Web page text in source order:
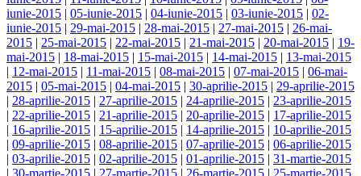
iunie-2015 | 05-iunie-2015 | 04-iunie-2015 | 03-iunie-2015 | 02-
iunie-2015 | 29-mai-2015 | 28-mai-2015 | 27-mai-2015 | 26-mai-
2015 | 25-mai-2015 | 22-mai-2015 | 21-mai-2015 | 20-mai-2015 | 19-
mai-2015 | 18-mai-2015 | 15-mai-2015 | 14-mai-2015 | 13-mai-2015
| 12-mai-2015 | 11-mai-2015 | 08-mai-2015 | 07-mai-2015 | 06-mai-
2015 | 05-mai-2015 | 04-mai-2015 | 30-aprilie-2015 | 29-aprilie-2015
| 28-aprilie-2015 | 27-aprilie-2015 | 24-aprilie-2015 | 23-aprilie-2015
| 22-aprilie-2015 | 21-aprilie-2015 | 20-aprilie-2015 | 17-aprilie-2015
| 16-aprilie-2015 | 15-aprilie-2015 | 14-aprilie-2015 | 10-aprilie-2015
| 09-aprilie-2015 | 08-aprilie-2015 | 07-aprilie-2015 | 06-aprilie-2015
| 03-aprilie-2015 | 02-aprilie-2015 | 01-aprilie-2015 | 31-martie-2015